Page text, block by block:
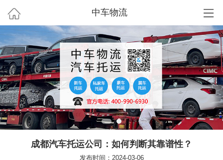
中车物流
成都汽车托运公司：如何判断其靠谱性？
发布时间：2024-03-06